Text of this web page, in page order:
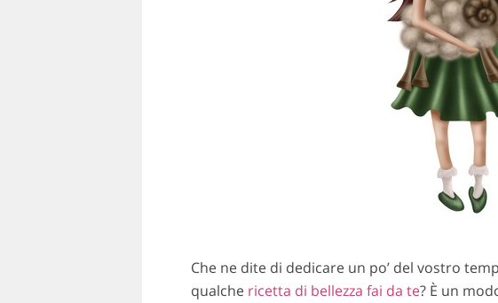
Che ne dite di dedicare un po’ del vostro
qualche ricetta di bellezza fai da te? È un